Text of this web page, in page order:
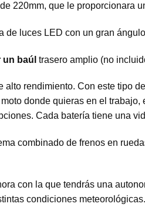
220mm, que le proporcionara
de luces LED con un gran
baúl trasero amplio (no
rendimiento. Con este tipo
donde quieras en el
Cada batería tiene una
combinado de frenos en
con la que tendrás una
condiciones